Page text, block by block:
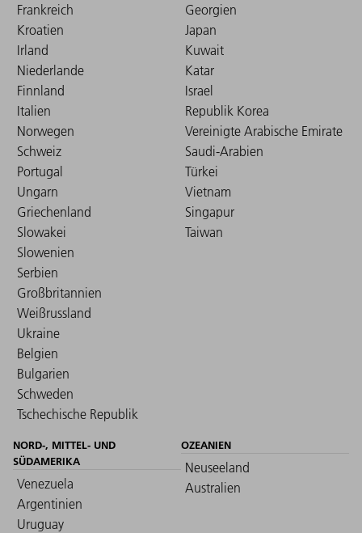
Frankreich
Kroatien
Irland
Niederlande
Finnland
Italien
Norwegen
Schweiz
Portugal
Ungarn
Griechenland
Slowakei
Slowenien
Serbien
Großbritannien
Weißrussland
Ukraine
Belgien
Bulgarien
Schweden
Tschechische Republik
Georgien
Japan
Kuwait
Katar
Israel
Republik Korea
Vereinigte Arabische Emirate
Saudi-Arabien
Türkei
Vietnam
Singapur
Taiwan
NORD-, MITTEL- UND
SÜDAMERIKA
Venezuela
Argentinien
Uruguay
OZEANIEN
Neuseeland
Australien